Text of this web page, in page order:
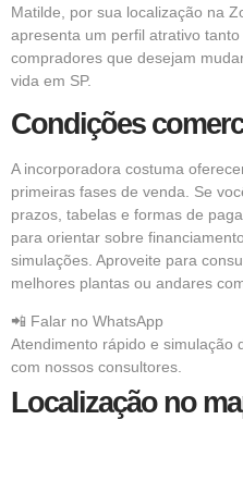
Matilde, por sua localização na
apresenta um perfil atrativo
compradores que desejam
vida em SP.
Condições
A incorporadora costuma
primeiras fases de venda. Se
prazos, tabelas e formas de
para orientar sobre
simulações. Aproveite para
melhores plantas ou andares
📲 Falar no WhatsApp
Atendimento rápido e
com nossos consultores.
Localização no